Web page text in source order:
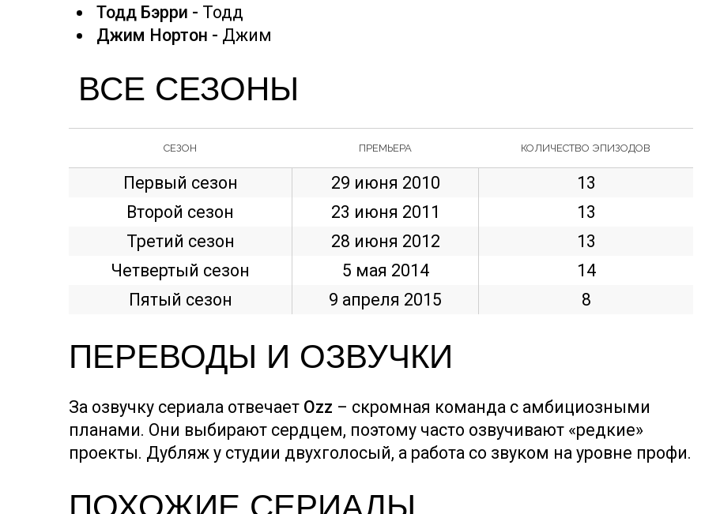
Тодд Бэрри - Тодд
Джим Нортон - Джим
ВСЕ СЕЗОНЫ
СЕЗОН ПРЕМЬЕРА КОЛИЧЕСТВО ЭПИЗОДОВ
Первый сезон 29 июня 2010
13
Второй сезон
23 июня 2011
13
Третий сезон
28 июня 2012
13
Четвертый сезон
5 мая 2014
14
Пятый сезон
9 апреля 2015 8
ПЕРЕВОДЫ И ОЗВУЧКИ
За озвучку сериала отвечает Ozz – скромная команда с амбициозными
планами. Они выбирают сердцем, поэтому часто озвучивают «редкие»
проекты. Дубляж у студии двухголосый, а работа со звуком на уровне профи.
ПОХОЖИЕ СЕРИАЛЫ